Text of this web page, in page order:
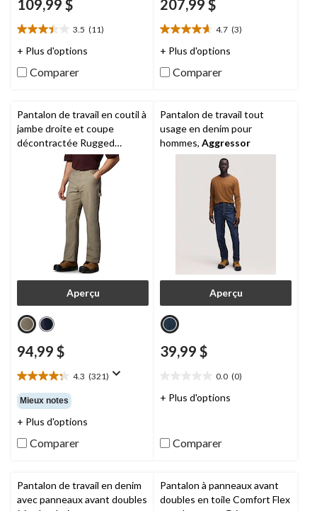
109,99 $
3.5 (11)
3.5
étoile(s)
5.
+ Plus d'options
Comparer
207,99 $
4.7 (3)
4.7
étoile(s)
5.
+ Plus d'options
Comparer
Pantalon de travail en coutil à
jambe droite et coupe
décontractée Rugged
FlexMD pour hommes,
Aperçu
94,99 $
4.3 (321)
4.3
étoile(s)
sur
5.
321
évaluations
Mieux notes
+ Plus d'options
Comparer
Pantalon de travail tout
usage en denim pour
hommes, Aggressor
Aperçu
39,99 $
0.0 (0)
étoile(s)
+ Plus d'options
Comparer
Pantalon de travail en denim
avec panneaux avant doubles
Pantalon à panneaux avant
doubles en toile Comfort Flex